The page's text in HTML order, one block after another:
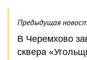
Предыдущая
В Черемхово
сквера